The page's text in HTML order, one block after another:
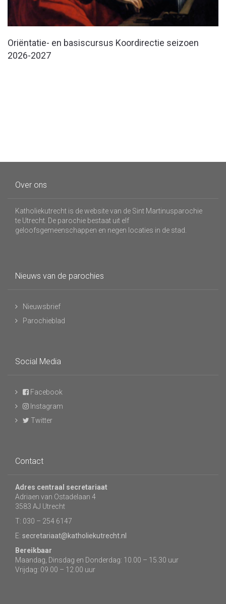
Oriëntatie- en basiscursus Koordirectie seizoen
2026-2027
Over ons
Katholiekutrecht is de website van de Sint Martinusparochie
te Utrecht. De parochie bestaat uit elf
geloofsgemeenschappen en negen locaties in de stad.
Nieuws van de parochies
Nieuwsbrief
Parochieblad
Social Media
Facebook
Instagram
Twitter
Contact
Adres centraal secretariaat
Adriaen van Ostadelaan 4
3583 AJ Utrecht
T: 030 – 254 6147
E: secretariaat@katholiekutrecht.nl
Bereikbaar
Maandag, Dinsdag en Donderdag: 10.00 – 15.30 uur
Vrijdag: 09.00 – 12.00 uur